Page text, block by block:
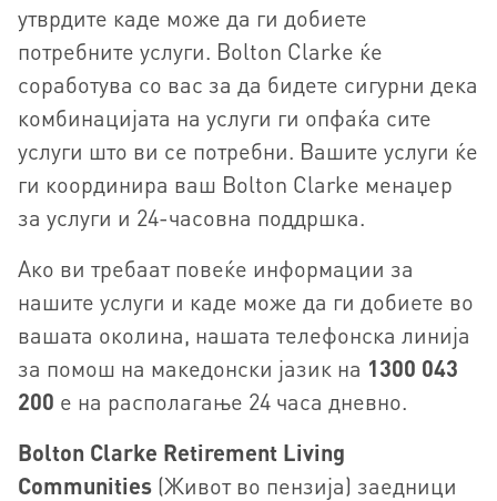
утврдите каде може да ги добиете
потребните услуги. Bolton Clarke ќе
соработува со вас за да бидете сигурни дека
комбинацијата на услуги ги опфаќа сите
услуги што ви се потребни. Вашите услуги ќе
ги координира ваш Bolton Clarke менаџер
за услуги и 24-часовна поддршка.
Ако ви требаат повеќе информации за
нашите услуги и каде може да ги добиете во
вашата околина, нашата телефонска линија
за помош на македонски јазик на 1300 043
200 е на располагање 24 часа дневно.
Bolton Clarke Retirement Living
Communities (Живот во пензија) заедници